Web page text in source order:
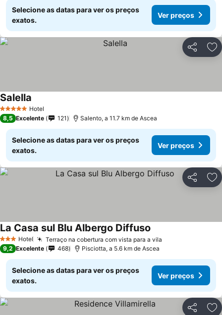
Selecione as datas para ver os preços
exatos.
Ver preços
Partilhar
5 Estrelas Hotel
Salella
8,5 Excelente 121 Salento, a 11.7 km de Ascea
Selecione as datas para ver os preços
exatos.
Ver preços
Partilhar
3 EstrelasHotel Terraço na cobertura com vista para a vila
La Casa sul Blu Albergo Diffuso
9,2 Excelente 468 Pisciotta, a 5.6 km de Ascea
Selecione as datas para ver os preços
exatos.
Ver preços
Partilhar